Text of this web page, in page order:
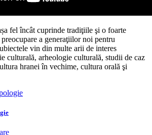
fel încât cuprinde tradiţiile şi o foarte
a generaţiilor noi pentru
vin din multe arii de interes
culturală, arheologie culturală, studii de caz
hranei în vechime, cultura orală şi